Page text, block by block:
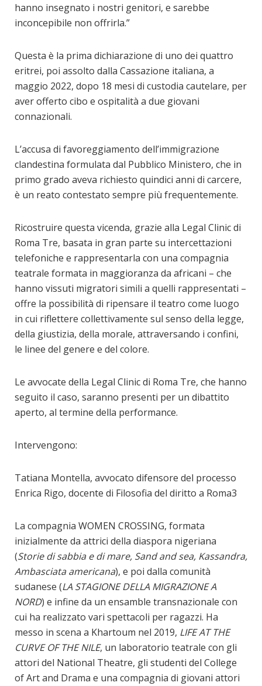
hanno insegnato i nostri genitori, e sarebbe
inconcepibile non offrirla.”
Questa è la prima dichiarazione di uno dei quattro
eritrei, poi assolto dalla Cassazione italiana, a
maggio 2022, dopo 18 mesi di custodia cautelare, per
aver offerto cibo e ospitalità a due giovani
connazionali.
L’accusa di favoreggiamento dell’immigrazione
clandestina formulata dal Pubblico Ministero, che in
primo grado aveva richiesto quindici anni di carcere,
è un reato contestato sempre più frequentemente.
Ricostruire questa vicenda, grazie alla Legal Clinic di
Roma Tre, basata in gran parte su intercettazioni
telefoniche e rappresentarla con una compagnia
teatrale formata in maggioranza da africani – che
hanno vissuti migratori simili a quelli rappresentati –
offre la possibilità di ripensare il teatro come luogo
in cui riflettere collettivamente sul senso della legge,
della giustizia, della morale, attraversando i confini,
le linee del genere e del colore.
Le avvocate della Legal Clinic di Roma Tre, che hanno
seguito il caso, saranno presenti per un dibattito
aperto, al termine della performance.
Intervengono:
Tatiana Montella, avvocato difensore del processo
Enrica Rigo, docente di Filosofia del diritto a Roma3
La compagnia WOMEN CROSSING, formata
inizialmente da attrici della diaspora nigeriana
(Storie di sabbia e di mare, Sand and sea, Kassandra,
Ambasciata americana), e poi dalla comunità
sudanese (LA STAGIONE DELLA MIGRAZIONE A
NORD) e infine da un ensamble transnazionale con
cui ha realizzato vari spettacoli per ragazzi. Ha
messo in scena a Khartoum nel 2019, LIFE AT THE
CURVE OF THE NILE, un laboratorio teatrale con gli
attori del National Theatre, gli studenti del College
of Art and Drama e una compagnia di giovani attori